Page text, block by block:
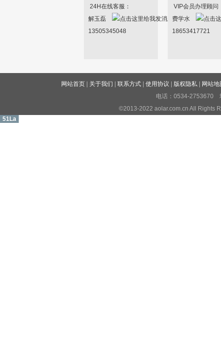
24H在线客服：
解玉磊
13505345048
VIP会员办理顾问
费学水
18653417721
网站首页 关于我们 |联系方式 |使用协议 版权隐私
网站地
电话：0534-2753670
©2013-2022 aolar.com.cn All Rights
51La